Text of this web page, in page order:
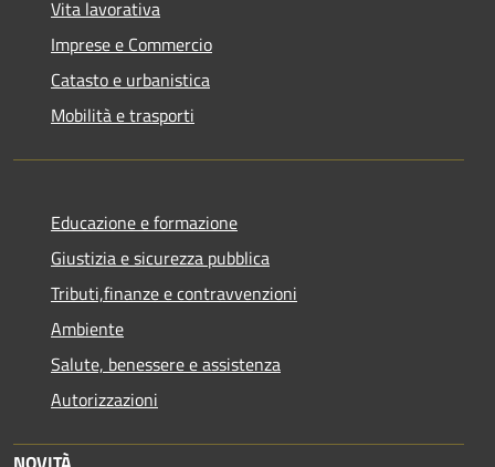
Vita lavorativa
Imprese e Commercio
Catasto e urbanistica
Mobilità e trasporti
Educazione e formazione
Giustizia e sicurezza pubblica
Tributi,finanze e contravvenzioni
Ambiente
Salute, benessere e assistenza
Autorizzazioni